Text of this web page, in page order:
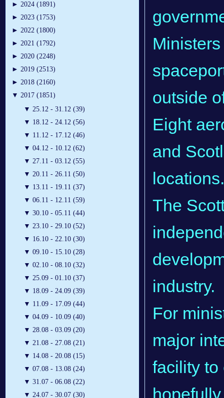
► 2024 (1891)
► 2023 (1753)
► 2022 (1800)
► 2021 (1792)
► 2020 (2248)
► 2019 (2513)
► 2018 (2160)
▼ 2017 (1851)
▼ 25.12 - 31.12 (39)
▼ 18.12 - 24.12 (56)
▼ 11.12 - 17.12 (46)
▼ 04.12 - 10.12 (62)
▼ 27.11 - 03.12 (55)
▼ 20.11 - 26.11 (50)
▼ 13.11 - 19.11 (37)
▼ 06.11 - 12.11 (59)
▼ 30.10 - 05.11 (44)
▼ 23.10 - 29.10 (52)
▼ 16.10 - 22.10 (30)
▼ 09.10 - 15.10 (28)
▼ 02.10 - 08.10 (32)
▼ 25.09 - 01.10 (37)
▼ 18.09 - 24.09 (39)
▼ 11.09 - 17.09 (44)
▼ 04.09 - 10.09 (40)
▼ 28.08 - 03.09 (20)
▼ 21.08 - 27.08 (21)
▼ 14.08 - 20.08 (15)
▼ 07.08 - 13.08 (24)
▼ 31.07 - 06.08 (22)
▼ 24.07 - 30.07 (30)
outside
Eight
and
locations.
The
industry.
For
major
facility to